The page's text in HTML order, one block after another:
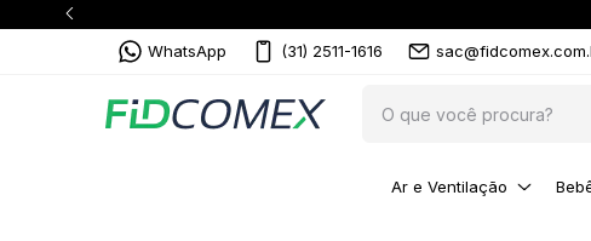
WhatsApp (31) 2511-1616
Ar e Ventilação